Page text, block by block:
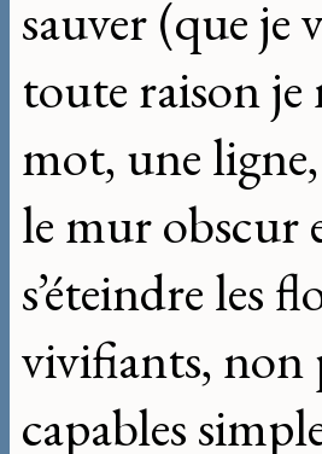
sauver (que je
toute raison je
mot, une ligne,
le mur obscur
s’éteindre les
vivifiants, non
capables